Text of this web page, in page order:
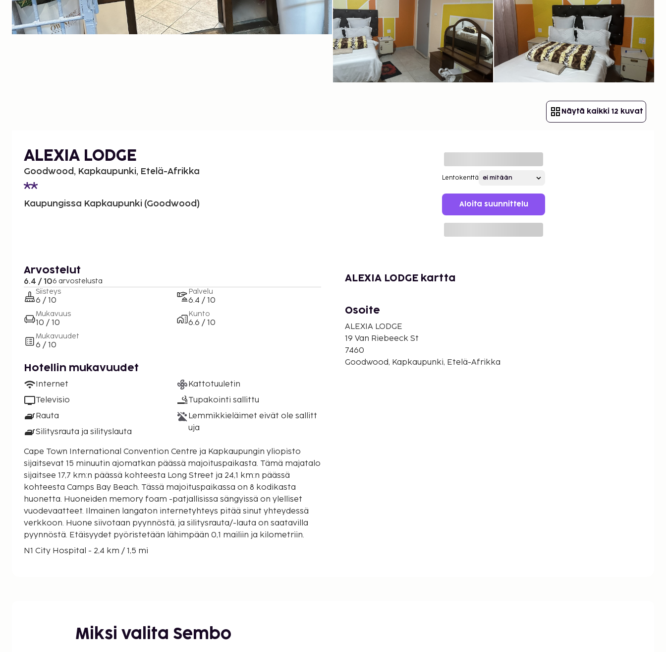
Näytä kaikki 12 kuvat
ALEXIA LODGE
Goodwood, Kapkaupunki, Etelä-Afrikka
Kaupungissa Kapkaupunki (Goodwood)
Lentokenttä
Aloita suunnittelu
Arvostelut
6.4 / 106 arvostelusta
Siisteys
6 / 10
Mukavuus
10 / 10
Mukavuudet
6 / 10
Palvelu
6.4 / 10
Kunto
6.6 / 10
Hotellin mukavuudet
Internet
Televisio
Rauta
Silitysrauta ja silityslauta
Kattotuuletin
Tupakointi sallittu
Lemmikkieläimet eivät ole sallitt
uja
Cape Town International Convention Centre ja Kapkaupungin yliopisto
sijaitsevat 15 minuutin ajomatkan päässä majoituspaikasta. Tämä majatalo
sijaitsee 17,7 km:n päässä kohteesta Long Street ja 24,1 km:n päässä
kohteesta Camps Bay Beach. Tässä majoituspaikassa on 8 kodikasta
huonetta. Huoneiden memory foam -patjallisissa sängyissä on ylelliset
vuodevaatteet. Ilmainen langaton internetyhteys pitää sinut yhteydessä
verkkoon. Huone siivotaan pyynnöstä, ja silitysrauta/-lauta on saatavilla
pyynnöstä. Etäisyydet pyöristetään lähimpään 0,1 mailiin ja kilometriin.
N1 City Hospital - 2,4 km / 1,5 mi
Canal Walkin ostoskeskus - 10,2 km / 6,4 mi
ALEXIA LODGE kartta
Osoite
ALEXIA LODGE
19 Van Riebeeck St
7460
Goodwood, Kapkaupunki, Etelä-Afrikka
Miksi valita Sembo